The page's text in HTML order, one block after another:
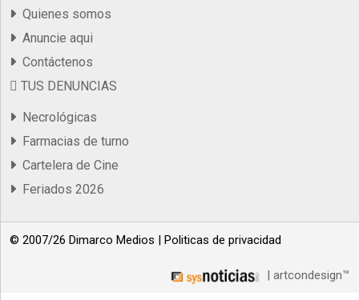
Quienes somos
Anuncie aqui
Contáctenos
TUS DENUNCIAS
Necrológicas
Farmacias de turno
Cartelera de Cine
Feriados 2026
© 2007/26 Dimarco Medios | Politicas de privacidad
| artcondesign™